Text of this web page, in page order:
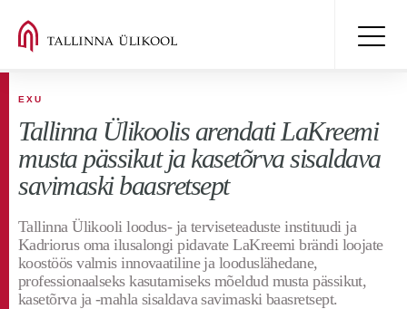
EXU
Tallinna Ülikoolis arendati LaKreemi
musta pässikut ja kasetõrva sisaldava
savimaski baasretsept
Tallinna Ülikooli loodus- ja terviseteaduste instituudi ja
Kadriorus oma ilusalongi pidavate LaKreemi brändi loojate
koostöös valmis innovaatiline ja looduslähedane,
professionaalseks kasutamiseks mõeldud musta pässikut,
kasetõrva ja -mahla sisaldava savimaski baasretsept.